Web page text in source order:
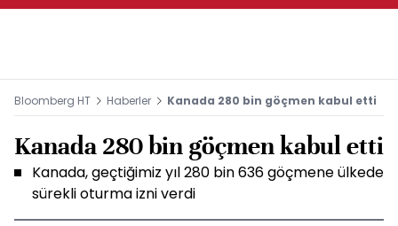
Bloomberg HT Haberler Kanada 280 bin göçmen kabul etti
Kanada 280 bin göçmen kabul etti
Kanada, geçtiğimiz yıl 280 bin 636 göçmene ülkede
sürekli oturma izni verdi